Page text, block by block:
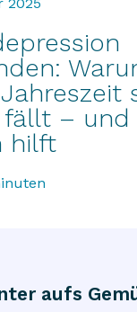
fällt – und
hilft
aufs